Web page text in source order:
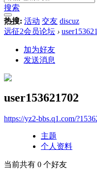
搜索
热搜: 活动 交友 discuz
远征2会员论坛 ›
加为好友
发送消息
user153621702
https://yz2-bbs.q1.com/
主题
个人资料
当前共有 0 个好友